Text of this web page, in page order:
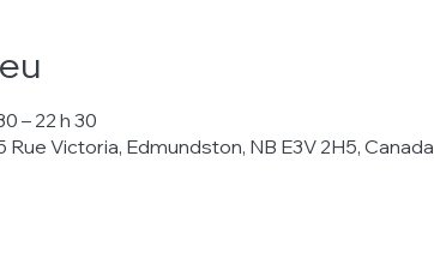
– 22 h 30
Rue Victoria, Edmundston, NB E3V 2H5, Canada